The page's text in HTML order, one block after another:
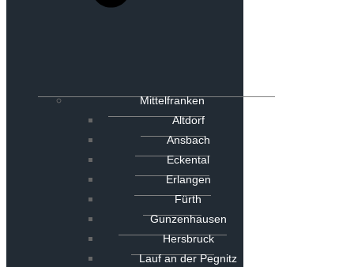
Mittelfranken
Altdorf
Ansbach
Eckental
Erlangen
Fürth
Gunzenhausen
Hersbruck
Lauf an der Pegnitz